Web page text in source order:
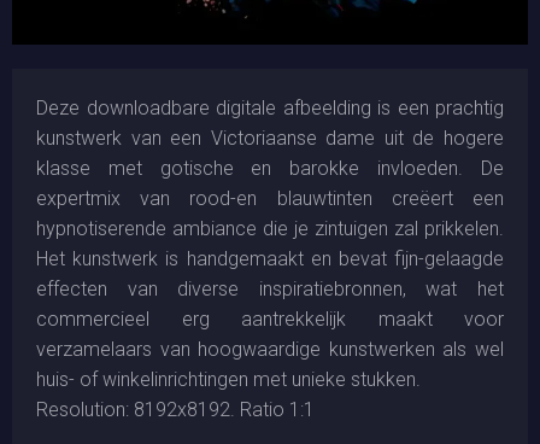
Deze downloadbare digitale afbeelding is een prachtig
kunstwerk van een Victoriaanse dame uit de hogere
klasse met gotische en barokke invloeden. De
expertmix van rood-en blauwtinten creëert een
hypnotiserende ambiance die je zintuigen zal prikkelen.
Het kunstwerk is handgemaakt en bevat fijn-gelaagde
effecten van diverse inspiratiebronnen, wat het
commercieel erg aantrekkelijk maakt voor
verzamelaars van hoogwaardige kunstwerken als wel
huis- of winkelinrichtingen met unieke stukken.
Resolution: 8192x8192. Ratio 1:1